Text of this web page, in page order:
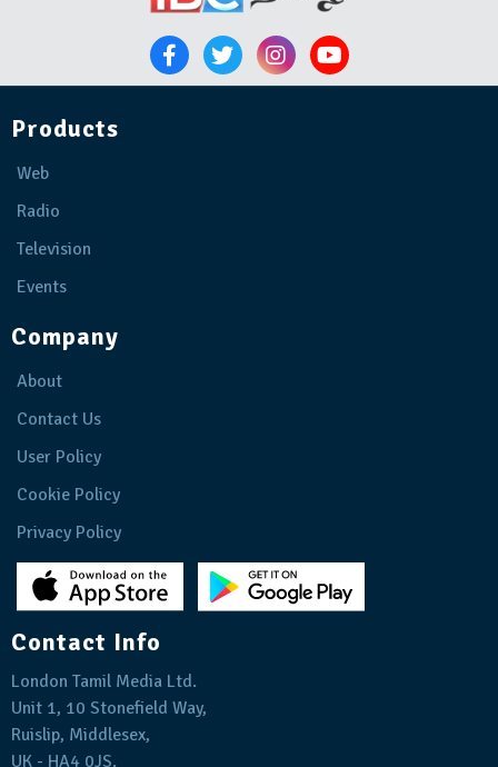
Products
Web
Radio
Television
Events
Company
About
Contact Us
User Policy
Cookie Policy
Privacy Policy
Contact Info
London Tamil Media Ltd.
Unit 1, 10 Stonefield Way,
Ruislip, Middlesex,
UK - HA4 0JS.